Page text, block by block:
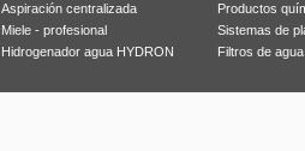
Aspiración centralizada
Productos
Miele - profesional
Sistemas de
Hidrogenador agua HYDRON Filtros de